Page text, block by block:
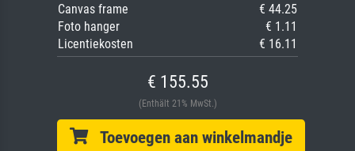
Canvas frame
€ 44.25
Foto hanger
€ 1.11
Licentiekosten
€ 16.11
€ 155.55
(Enthält 21% MwSt.)
Toevoegen aan winkelmandje